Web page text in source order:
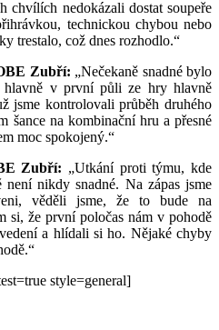
chvílích nedokázali dostat soupeře
technickou chybou nebo
trestalo, což dnes rozhodlo.“
Zubří: „Nečekaně snadné bylo
hlavně v první půli ze hry hlavně
jsme kontrolovali průběh druhého
šance na kombinační hru a přesné
moc spokojený.“
Zubří: „Utkání proti týmu, kde
nikdy snadné. Na zápas jsme
věděli jsme, že to bude na
si, že první poločas nám v pohodě
a hlídali si ho. Nějaké chyby
style=general]